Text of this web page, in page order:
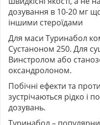
дозування в 10-20 мг
іншими стероїдами
Для маси Туринабол
Сустаноном 250. Для
Винстролом або
оксандролоном.
Побічні ефекти та
зустрічаються рідко і
дозувань.
Туринабол –